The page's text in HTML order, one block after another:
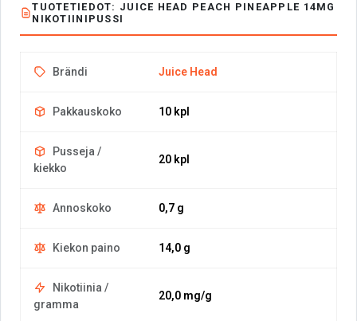
TUOTETIEDOT: JUICE HEAD PEACH PINEAPPLE 14MG
NIKOTIINIPUSSI
Brändi Juice Head
Pakkauskoko 10 kpl
Pusseja /
kiekko
20 kpl
Annoskoko 0,7 g
Kiekon paino 14,0 g
Nikotiinia /
gramma
20,0 mg/g